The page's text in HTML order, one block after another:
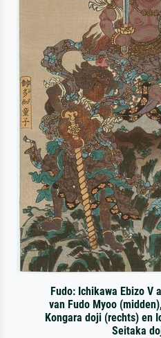
Fudo: Ichikawa Ebizo V
van Fudo Myoo
Kongara doji (rechts) en
Seitaka